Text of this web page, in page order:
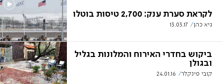
לקראת סערת ענק: 2,700 טיסות בוטלו
גיא כהן 13.03.17
ביקוש בחדרי האירוח והמלונות בגליל
ובגולן
קובי פינקלר 24.01.16